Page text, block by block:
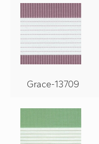
Grace-13709